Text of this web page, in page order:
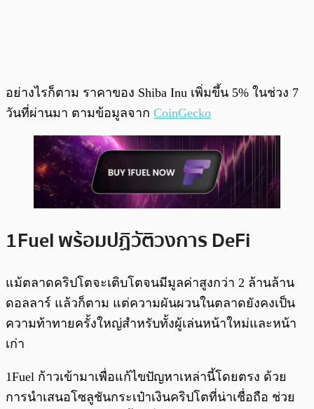
อย่างไรก็ตาม ราคาของ Shiba Inu เพิ่มขึ้น 5% ในช่วง 7
วันที่ผ่านมา ตามข้อมูลจาก CoinGecko
1Fuel พร้อมปฏิวัติวงการ DeFi
แม้ตลาดคริปโตจะเติบโตจนมีมูลค่าสูงกว่า 2 ล้านล้าน
ดอลลาร์ แล้วก็ตาม แต่ความผันผวนในตลาดยังคงเป็น
ความท้าทายครั้งใหญ่สำหรับทั้งผู้เล่นหน้าใหม่และหน้า
เก่า
1Fuel ก้าวเข้ามาเพื่อแก้ไขปัญหาเหล่านี้โดยตรง ด้วย
การนำเสนอโซลูชันกระเป๋าเงินคริปโตที่น่าเชื่อถือ ช่วย